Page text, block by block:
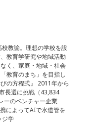
教諭。理想の学校を設
教育学研究や地域活動
く、家庭・地域・社会
教育のまち」を目指し
の方程式』 2011年から
長選に挑戦（43,834
ーのベンチャー企業
によってAIで水道管を
ジ学